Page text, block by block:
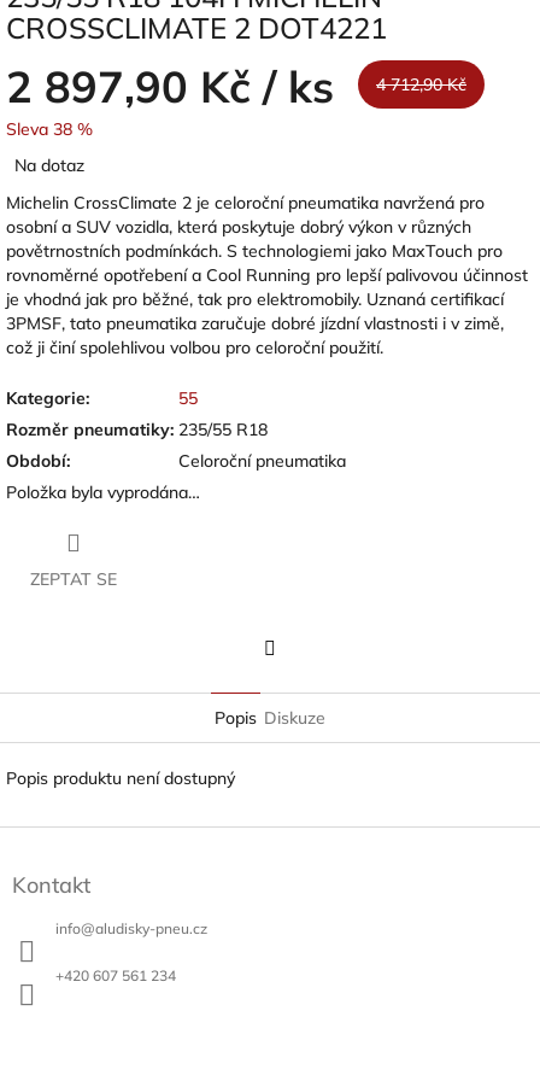
CROSSCLIMATE 2 DOT4221
2 897,90 Kč / ks 4 712,90 Kč
Sleva 38 %
cena:
Na dotaz
Michelin CrossClimate 2 je celoroční pneumatika navržená pro
osobní a SUV vozidla, která poskytuje dobrý výkon v různých
povětrnostních podmínkách. S technologiemi jako MaxTouch pro
rovnoměrné opotřebení a Cool Running pro lepší palivovou účinnost
je vhodná jak pro běžné, tak pro elektromobily. Uznaná certifikací
3PMSF, tato pneumatika zaručuje dobré jízdní vlastnosti i v zimě,
což ji činí spolehlivou volbou pro celoroční použití.
Kategorie:
55
Rozměr pneumatiky: 235/55 R18
Období:
Celoroční pneumatika
Položka byla vyprodána…
ZEPTAT SE
Popis Diskuze
Popis produktu není dostupný
Kontakt
info@aludisky-pneu.cz
+420 607 561 234